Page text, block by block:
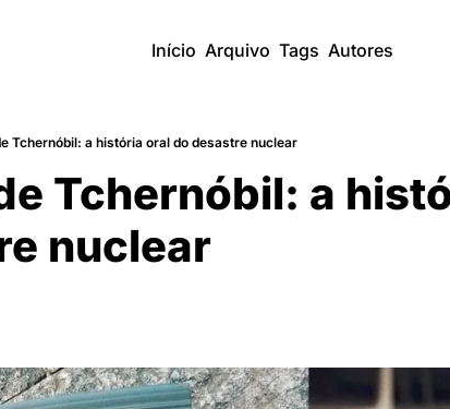
Início Arquivo Tags Autores
Tchernóbil: a história oral do desastre nuclear
Tchernóbil: a
nuclear